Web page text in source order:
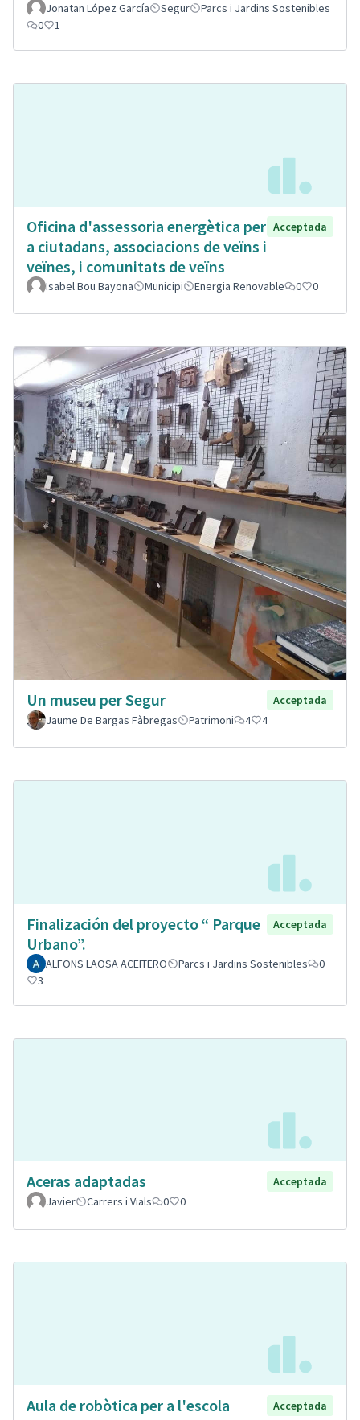
Jonatan López García
Segur
Parcs i Jardins Sostenibles
0
1
Oficina d'assessoria energètica per
a ciutadans, associacions de veïns i
veïnes, i comunitats de veïns
Acceptada
Isabel Bou Bayona Municipi Energia Renovable 0 0
Un museu per Segur
Acceptada
Jaume De Bargas Fàbregas
Patrimoni 4 4
Finalización del proyecto “ Parque
Urbano”.
Acceptada
ALFONS LAOSA ACEITERO Parcs i Jardins Sostenibles
0
3
Aceras adaptadas
Acceptada
Javier
Carrers i Vials 0 0
Aula de robòtica per a l'escola
Acceptada